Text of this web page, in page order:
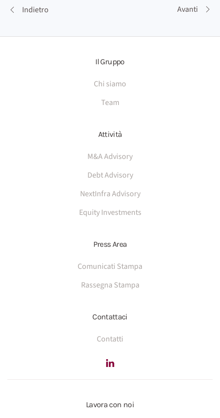
Indietro Avanti
Il Gruppo
Chi siamo
Team
Attività
M&A Advisory
Debt Advisory
NextInfra Advisory
Equity Investments
Press Area
Comunicati Stampa
Rassegna Stampa
Contattaci
Contatti
Lavora con noi